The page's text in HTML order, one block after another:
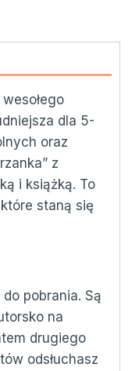
dla 5-
oraz
z
i książką. To
staną się
pobrania. Są
na
drugiego
odsłuchasz